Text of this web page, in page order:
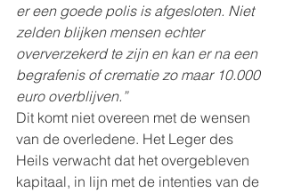
er een goede polis is afgesloten. Niet
zelden blijken mensen echter
oververzekerd te zijn en kan er na een
begrafenis of crematie zo maar 10.000
euro overblijven.”
Dit komt niet overeen met de wensen
van de overledene. Het Leger des
Heils verwacht dat het overgebleven
kapitaal, in lijn met de intenties van de